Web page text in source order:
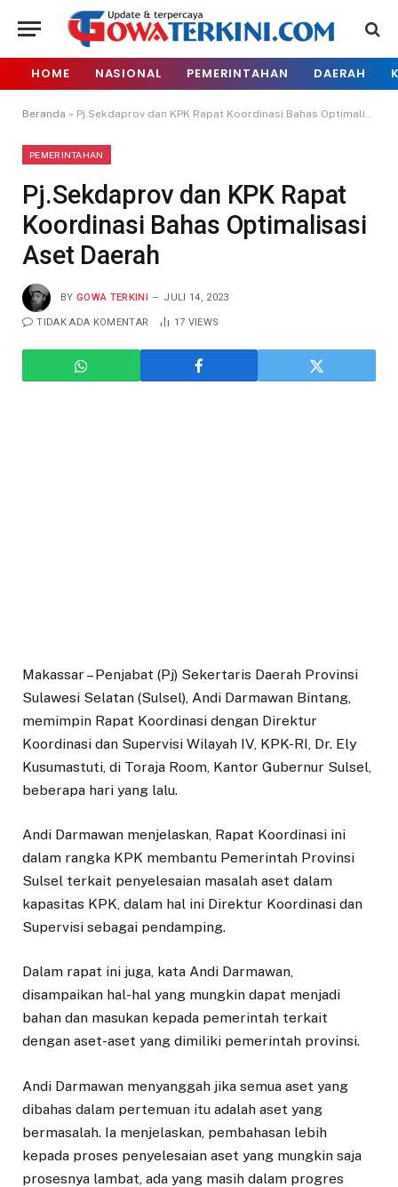
HOME NASIONAL PEMERINTAHAN DAERAH
Beranda » Pj.Sekdaprov dan KPK Rapat Koordinasi Bahas Optimalisasi Aset Daerah
PEMERINTAHAN
Pj.Sekdaprov dan KPK Rapat
Koordinasi Bahas Optimalisasi
Aset Daerah
BY GOWA TERKINI JULI 14, 2023
TIDAK ADA KOMENTAR 17 VIEWS
Makassar – Penjabat (Pj) Sekertaris Daerah Provinsi
Sulawesi Selatan (Sulsel), Andi Darmawan Bintang,
memimpin Rapat Koordinasi dengan Direktur
Koordinasi dan Supervisi Wilayah IV, KPK-RI, Dr. Ely
Kusumastuti, di Toraja Room, Kantor Gubernur Sulsel,
beberapa hari yang lalu.
Andi Darmawan menjelaskan, Rapat Koordinasi ini
dalam rangka KPK membantu Pemerintah Provinsi
Sulsel terkait penyelesaian masalah aset dalam
kapasitas KPK, dalam hal ini Direktur Koordinasi dan
Supervisi sebagai pendamping.
Dalam rapat ini juga, kata Andi Darmawan,
disampaikan hal-hal yang mungkin dapat menjadi
bahan dan masukan kepada pemerintah terkait
dengan aset-aset yang dimiliki pemerintah provinsi.
Andi Darmawan menyanggah jika semua aset yang
dibahas dalam pertemuan itu adalah aset yang
bermasalah. Ia menjelaskan, pembahasan lebih
kepada proses penyelesaian aset yang mungkin saja
prosesnya lambat, ada yang masih dalam progres